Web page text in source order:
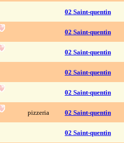
02 Saint-quentin
02 Saint-quentin
02 Saint-quentin
02 Saint-quentin
02 Saint-quentin
pizzeria 02 Saint-quentin
02 Saint-quentin